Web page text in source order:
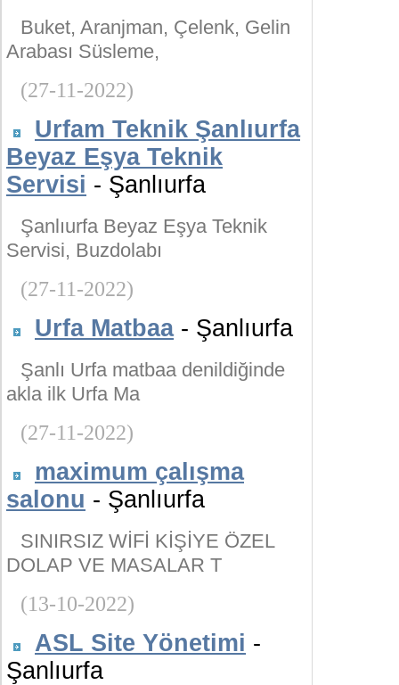
Buket, Aranjman, Çelenk, Gelin
Arabası Süsleme,
(27-11-2022)
Urfam Teknik Şanlıurfa
Beyaz Eşya Teknik
Servisi - Şanlıurfa
Şanlıurfa Beyaz Eşya Teknik
Servisi, Buzdolabı
(27-11-2022)
Urfa Matbaa- Şanlıurfa
Şanlı Urfa matbaa denildiğinde
akla ilk Urfa Ma
(27-11-2022)
maximum çalışma
salonu - Şanlıurfa
SINIRSIZ WİFİ KİŞİYE ÖZEL
DOLAP VE MASALAR T
(13-10-2022)
ASL Site Yönetimi -
Şanlıurfa